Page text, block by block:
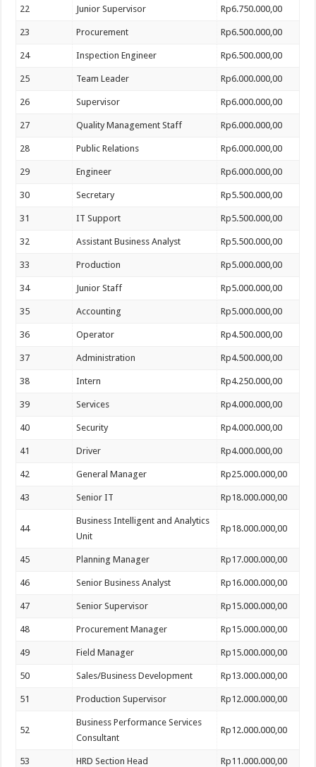
22 Junior Supervisor Rp6.750.000,00
23 Procurement Rp6.500.000,00
24 Inspection Engineer Rp6.500.000,00
25 Team Leader Rp6.000.000,00
26 Supervisor Rp6.000.000,00
27 Quality Management Staff Rp6.000.000,00
28 Public Relations Rp6.000.000,00
29 Engineer Rp6.000.000,00
30 Secretary Rp5.500.000,00
31 IT Support Rp5.500.000,00
32 Assistant Business Analyst Rp5.500.000,00
33 Production Rp5.000.000,00
34 Junior Staff Rp5.000.000,00
35 Accounting Rp5.000.000,00
36 Operator Rp4.500.000,00
37 Administration Rp4.500.000,00
38 Intern Rp4.250.000,00
39 Services Rp4.000.000,00
40 Security Rp4.000.000,00
41 Driver Rp4.000.000,00
42 General Manager Rp25.000.000,00
43 Senior IT Rp18.000.000,00
44
Business Intelligent and Analytics
Unit
Rp18.000.000,00
45 Planning Manager Rp17.000.000,00
46 Senior Business Analyst Rp16.000.000,00
47 Senior Supervisor Rp15.000.000,00
48 Procurement Manager Rp15.000.000,00
49 Field Manager Rp15.000.000,00
50 Sales/Business Development Rp13.000.000,00
51 Production Supervisor Rp12.000.000,00
52
Business Performance Services
Consultant
Rp12.000.000,00
53 HRD Section Head Rp11.000.000,00